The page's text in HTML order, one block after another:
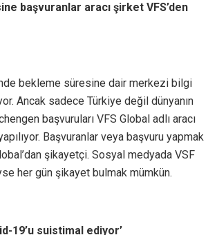
başvuranlar aracı şirket VFS’den
bekleme süresine dair merkezi bilgi
Ancak sadece Türkiye değil dünyanın
başvuruları VFS Global adlı aracı
Başvuranlar veya başvuru yapmak
şikayetçi. Sosyal medyada VSF
her gün şikayet bulmak mümkün.
19’u suistimal ediyor’